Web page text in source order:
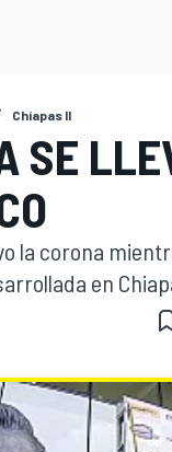
Chiapas II
SE
la corona
en